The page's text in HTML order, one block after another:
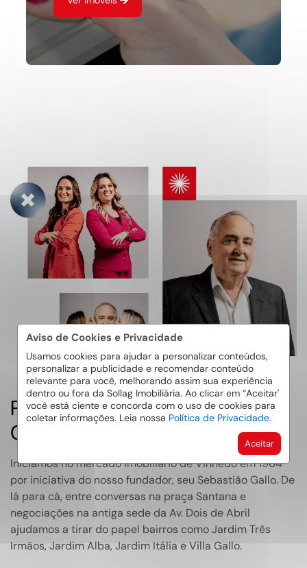
Aviso de Cookies e Privacidade
Usamos cookies para ajudar a personalizar conteúdos,
personalizar a publicidade e recomendar conteúdo
relevante para você, melhorando assim sua experiência
dentro ou fora da Sollag Imobiliária. Ao clicar em “Aceitar'
você está ciente e concorda com o uso de cookies para
coletar informações. Leia nossa Política de Privacidade.
Aceitar
Prazer, nós somos a Família
Gallo
Iniciamos no mercado imobiliário de Vinhedo em 1964
por iniciativa do nosso fundador, seu Sebastião Gallo. De
lá para cá, entre conversas na praça Santana e
negociações na antiga sede da Av. Dois de Abril
ajudamos a tirar do papel bairros como Jardim Três
Irmãos, Jardim Alba, Jardim Itália e Villa Gallo.